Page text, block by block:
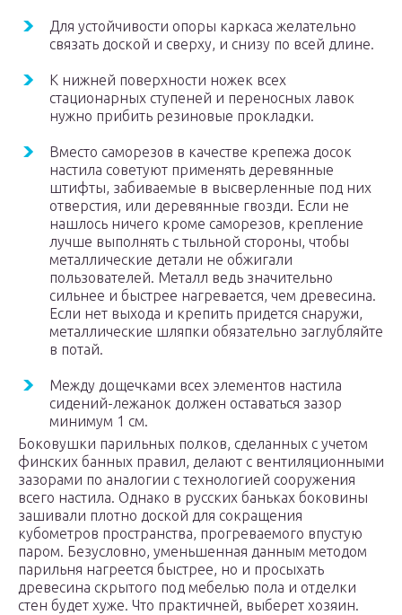
Для устойчивости опоры каркаса желательно
связать доской и сверху, и снизу по всей длине.
К нижней поверхности ножек всех
стационарных ступеней и переносных лавок
нужно прибить резиновые прокладки.
Вместо саморезов в качестве крепежа досок
настила советуют применять деревянные
штифты, забиваемые в высверленные под них
отверстия, или деревянные гвозди. Если не
нашлось ничего кроме саморезов, крепление
лучше выполнять с тыльной стороны, чтобы
металлические детали не обжигали
пользователей. Металл ведь значительно
сильнее и быстрее нагревается, чем древесина.
Если нет выхода и крепить придется снаружи,
металлические шляпки обязательно заглубляйте
в потай.
Между дощечками всех элементов настила
сидений-лежанок должен оставаться зазор
минимум 1 см.
Боковушки парильных полков, сделанных с учетом
финских банных правил, делают с вентиляционными
зазорами по аналогии с технологией сооружения
всего настила. Однако в русских баньках боковины
зашивали плотно доской для сокращения
кубометров пространства, прогреваемого впустую
паром. Безусловно, уменьшенная данным методом
парильня нагреется быстрее, но и просыхать
древесина скрытого под мебелью пола и отделки
стен будет хуже. Что практичней, выберет хозяин.